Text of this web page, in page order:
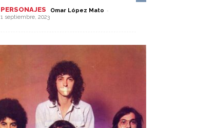
PERSONAJES Omar López Mato -
1 septiembre, 2023